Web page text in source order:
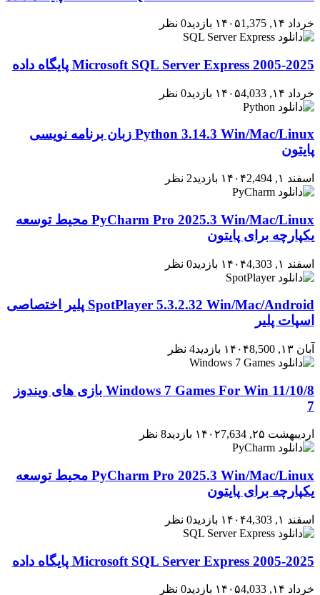
خرداد ۱۴, ۱۴۰۵ 1,375 بازدید 0 نظر
2005-2025 Microsoft SQL Server Express پایگاه داده
خرداد ۱۴, ۱۴۰۵ 4,033 بازدید 0 نظر
Python 3.14.3 Win/Mac/Linux زبان برنامه نویسی
پایتون
اسفند ۱, ۱۴۰۴ 2,494 بازدید 2 نظر
PyCharm Pro 2025.3 Win/Mac/Linux محیط توسعه
یکپارچه برای پایتون
اسفند ۱, ۱۴۰۴ 4,303 بازدید 0 نظر
SpotPlayer 5.3.2.32 Win/Mac/Android پلیر اختصاصی
اسپات پلیر
آبان ۱۳, ۱۴۰۴ 8,500 بازدید 4 نظر
Windows 7 Games For Win 11/10/8 بازی های ویندوز
7
اردیبهشت ۲۵, ۱۴۰۲ 7,634 بازدید 8 نظر
PyCharm Pro 2025.3 Win/Mac/Linux محیط توسعه
یکپارچه برای پایتون
اسفند ۱, ۱۴۰۴ 4,303 بازدید 0 نظر
2005-2025 Microsoft SQL Server Express پایگاه داده
خرداد ۱۴, ۱۴۰۵ 4,033 بازدید 0 نظر